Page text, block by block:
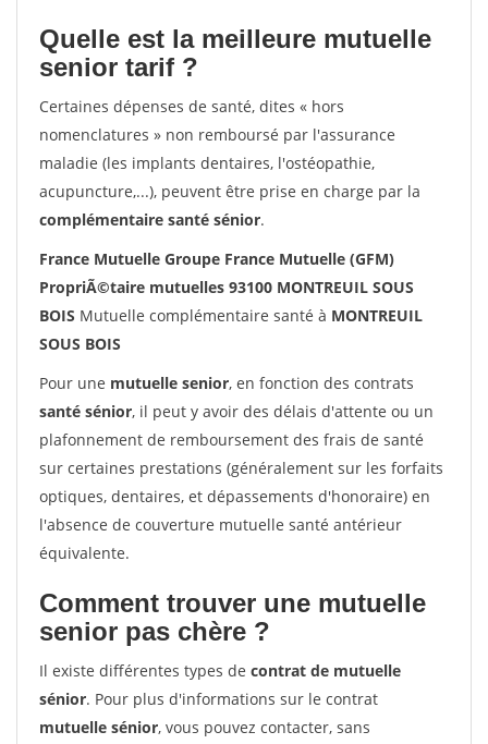
Quelle est la meilleure mutuelle
senior tarif ?
Certaines dépenses de santé, dites « hors
nomenclatures » non remboursé par l'assurance
maladie (les implants dentaires, l'ostéopathie,
acupuncture,...), peuvent être prise en charge par la
complémentaire santé sénior.
France Mutuelle Groupe France Mutuelle (GFM)
PropriÃ©taire mutuelles 93100 MONTREUIL SOUS
BOIS Mutuelle complémentaire santé à MONTREUIL
SOUS BOIS
Pour une mutuelle senior, en fonction des contrats
santé sénior, il peut y avoir des délais d'attente ou un
plafonnement de remboursement des frais de santé
sur certaines prestations (généralement sur les forfaits
optiques, dentaires, et dépassements d'honoraire) en
l'absence de couverture mutuelle santé antérieur
équivalente.
Comment trouver une mutuelle
senior pas chère ?
Il existe différentes types de contrat de mutuelle
sénior. Pour plus d'informations sur le contrat
mutuelle sénior, vous pouvez contacter, sans